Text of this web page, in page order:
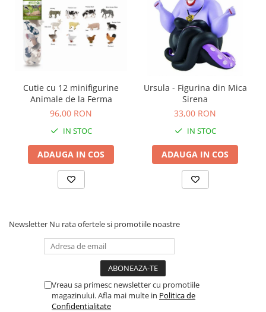
Cutie cu 12 minifigurine
Animale de la Ferma
96,00 RON
IN STOC
ADAUGA IN COS
Ursula - Figurina din Mica
Sirena
33,00 RON
IN STOC
ADAUGA IN COS
Newsletter Nu rata ofertele si promotiile noastre
Vreau sa primesc newsletter cu promotiile
magazinului. Afla mai multe in Politica de
Confidentialitate